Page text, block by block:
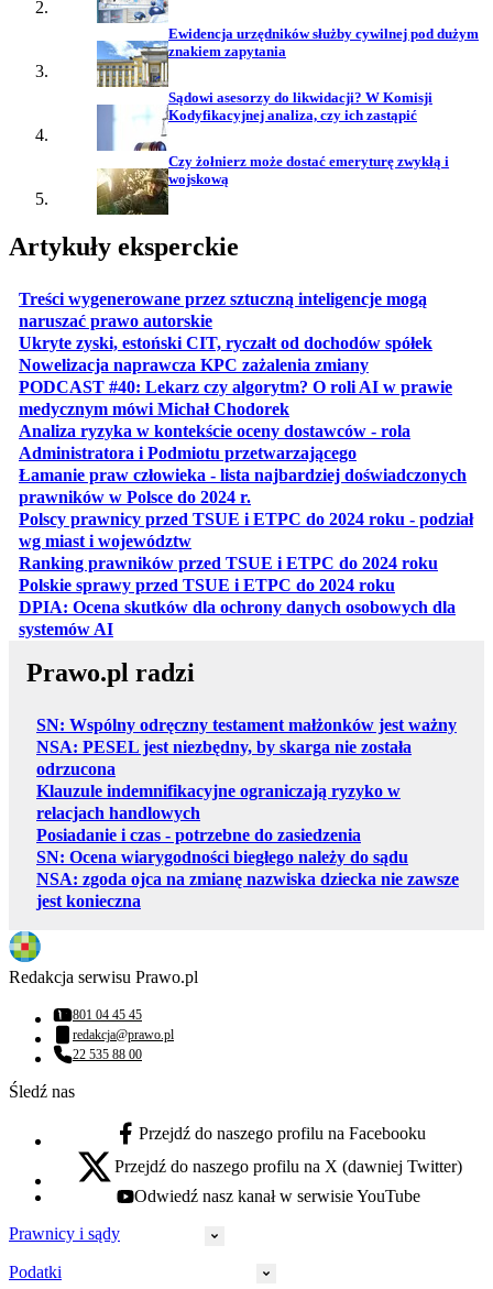
Ewidencja urzędników służby cywilnej pod dużym
znakiem zapytania
Sądowi asesorzy do likwidacji? W Komisji
Kodyfikacyjnej analiza, czy ich zastąpić
Czy żołnierz może dostać emeryturę zwykłą i
wojskową
Artykuły eksperckie
Treści wygenerowane przez sztuczną inteligencje mogą
naruszać prawo autorskieotwiera się w nowej karcie
Ukryte zyski, estoński CIT, ryczałt od dochodów spółekotwiera
Nowelizacja naprawcza KPC zażalenia zmianyotwiera się w
PODCAST #40: Lekarz czy algorytm? O roli AI w prawie
medycznym mówi Michał Chodorekotwiera się w nowej karcie
Analiza ryzyka w kontekście oceny dostawców - rola
Administratora i Podmiotu przetwarzającegootwiera się w
Łamanie praw człowieka - lista najbardziej doświadczonych
prawników w Polsce do 2024 r.
Polscy prawnicy przed TSUE i ETPC do 2024 roku - podział
wg miast i województwotwiera się w nowej karcie
Ranking prawników przed TSUE i ETPC do 2024 roku
Polskie sprawy przed TSUE i ETPC do 2024 roku
DPIA: Ocena skutków dla ochrony danych osobowych dla
systemów AIotwiera się w nowej karcie
Prawo.pl radzi
SN: Wspólny odręczny testament małżonków jest ważny
NSA: PESEL jest niezbędny, by skarga nie została
odrzucona
Klauzule indemnifikacyjne ograniczają ryzyko w
relacjach handlowych
Posiadanie i czas - potrzebne do zasiedzenia
SN: Ocena wiarygodności biegłego należy do sądu
NSA: zgoda ojca na zmianę nazwiska dziecka nie zawsze
jest konieczna
Redakcja serwisu Prawo.pl
Numer telefonu:
801 04 45 45
Adres email:
redakcja@prawo.pl
Numer telefonu:
22 535 88 00
Śledź nas
facebook - otwiera się w nowej karcie
Przejdź do naszego profilu na Facebooku
x - otwiera się w nowej karcie
Przejdź do naszego profilu na X (dawniej Twitter)
youtube - otwiera się w nowej karcie
Odwiedź nasz kanał w serwisie YouTube
Prawnicy i sądy
Podatki